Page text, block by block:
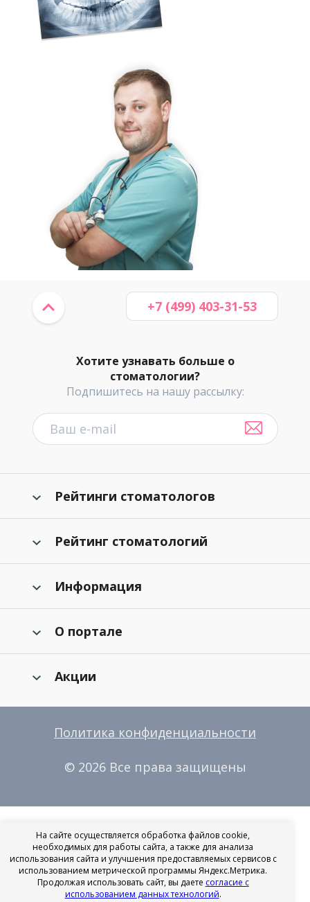
Хотите узнавать больше о
стоматологии?
Подпишитесь на нашу рассылку:
+7 (499) 403-31-53
Рейтинги стоматологов
Рейтинг стоматологий
Информация
О портале
Акции
Политика конфиденциальности
© 2026 Все права защищены
На сайте осуществляется обработка файлов cookie,
необходимых для работы сайта, а также для анализа
использования сайта и улучшения предоставляемых сервисов с
использованием метрической программы Яндекс.Метрика.
Продолжая использовать сайт, вы даете согласие с
использованием данных технологий.